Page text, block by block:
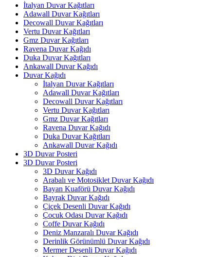
İtalyan Duvar Kağıtları
Adawall Duvar Kağıtları
Decowall Duvar Kağıtları
Vertu Duvar Kağıtları
Gmz Duvar Kağıtları
Ravena Duvar Kağıdı
Duka Duvar Kağıtları
Ankawall Duvar Kağıdı
Duvar Kağıdı
İtalyan Duvar Kağıtları
Adawall Duvar Kağıtları
Decowall Duvar Kağıtları
Vertu Duvar Kağıtları
Gmz Duvar Kağıtları
Ravena Duvar Kağıdı
Duka Duvar Kağıtları
Ankawall Duvar Kağıdı
3D Duvar Posteri
3D Duvar Posteri
3D Duvar Kağıdı
Arabalı ve Motosiklet Duvar Kağıdı
Bayan Kuaförü Duvar Kağıdı
Bayrak Duvar Kağıdı
Çiçek Desenli Duvar Kağıdı
Çocuk Odası Duvar Kağıdı
Coffe Duvar Kağıdı
Deniz Manzaralı Duvar Kağıdı
Derinlik Görünümlü Duvar Kağıdı
Mermer Desenli Duvar Kağıdı